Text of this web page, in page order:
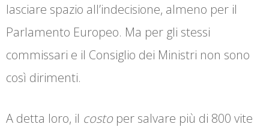
lasciare spazio all’indecisione, almeno per il
Parlamento Europeo. Ma per gli stessi
commissari e il Consiglio dei Ministri non sono
così dirimenti.
A detta loro, il costo per salvare più di 800 vite